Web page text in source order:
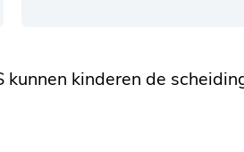
kinderen de